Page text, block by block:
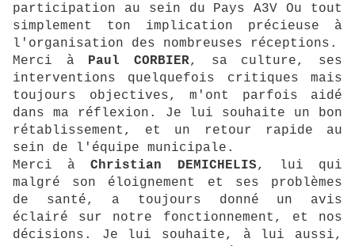
participation au sein du Pays A3V Ou tout
simplement ton implication précieuse à
l'organisation des nombreuses réceptions.
Merci à Paul CORBIER, sa culture, ses
interventions quelquefois critiques mais
toujours objectives, m'ont parfois aidé
dans ma réflexion. Je lui souhaite un bon
rétablissement, et un retour rapide au
sein de l'équipe municipale.
Merci à Christian DEMICHELIS, lui qui
malgré son éloignement et ses problèmes
de santé, a toujours donné un avis
éclairé sur notre fonctionnement, et nos
décisions. Je lui souhaite, à lui aussi,